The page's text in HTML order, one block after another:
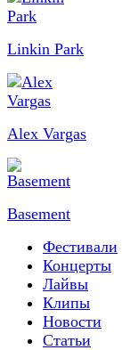
Linkin Park
Alex Vargas
Basement
Фестивали
Концерты
Лайвы
Клипы
Новости
Статьи